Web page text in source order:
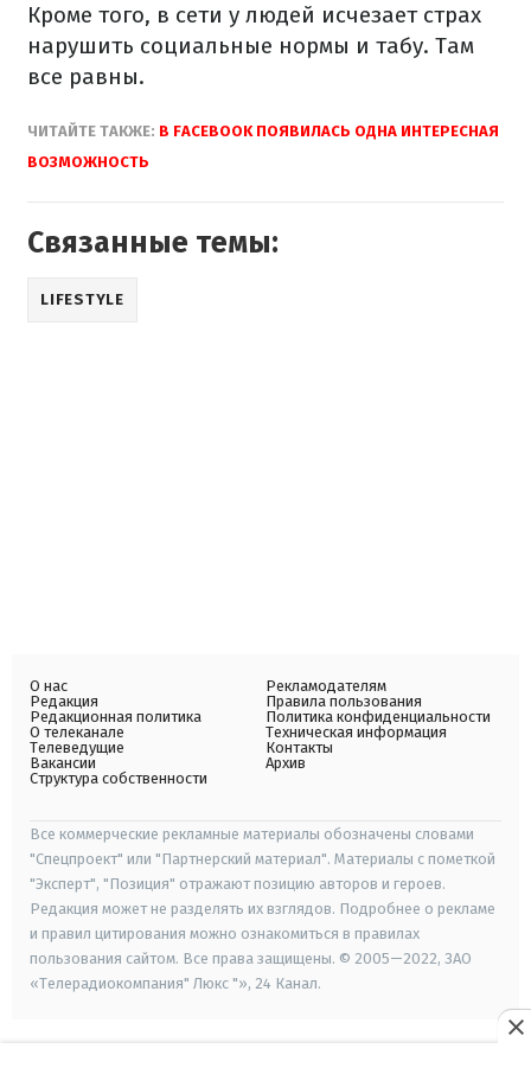
Кроме того, в сети у людей исчезает страх
нарушить социальные нормы и табу. Там
все равны.
ЧИТАЙТЕ ТАКЖЕ: В FACEBOOK ПОЯВИЛАСЬ ОДНА ИНТЕРЕСНАЯ
ВОЗМОЖНОСТЬ
Связанные темы:
LIFESTYLE
О нас
Редакция
Редакционная политика
О телеканале
Телеведущие
Вакансии
Структура собственности
Рекламодателям
Правила пользования
Политика конфиденциальности
Техническая информация
Контакты
Архив
Все коммерческие рекламные материалы обозначены словами
"Спецпроект" или "Партнерский материал". Материалы с пометкой
"Эксперт", "Позиция" отражают позицию авторов и героев.
Редакция может не разделять их взглядов. Подробнее о рекламе
и правил цитирования можно ознакомиться в правилах
пользования сайтом. Все права защищены. © 2005—2022, ЗАО
«Телерадиокомпания" Люкс "», 24 Канал.